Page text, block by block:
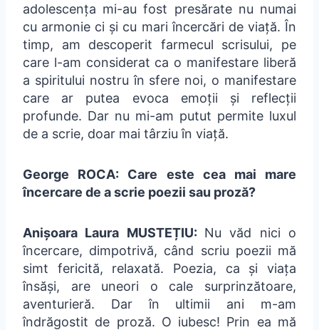
adolescența mi-au fost presărate nu numai
cu armonie ci și cu mari încercări de viață. În
timp, am descoperit farmecul scrisului, pe
care l-am considerat ca o manifestare liberă
a spiritului nostru în sfere noi, o manifestare
care ar putea evoca emoții și reflecții
profunde. Dar nu mi-am putut permite luxul
de a scrie, doar mai târziu în viață.
George ROCA: Care este cea mai mare
încercare de a scrie poezii sau proză?
Anișoara Laura MUSTEȚIU: Nu văd nici o
încercare, dimpotrivă, când scriu poezii mă
simt fericită, relaxată. Poezia, ca și viața
însăși, are uneori o cale surprinzătoare,
aventurieră. Dar în ultimii ani m-am
îndrăgostit de proză. O iubesc! Prin ea mă